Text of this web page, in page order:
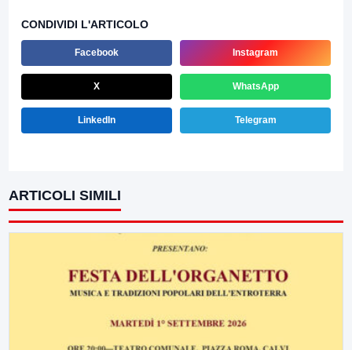
CONDIVIDI L'ARTICOLO
Facebook Instagram
X WhatsApp
LinkedIn Telegram
ARTICOLI SIMILI